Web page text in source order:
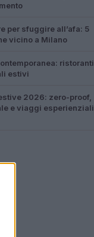
per sfuggire all’afa: 5
vicino a Milano
ristoranti,
estivi
2026: zero-proof,
e viaggi esperienziali